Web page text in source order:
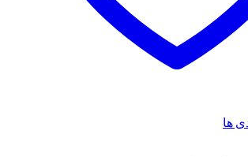
ها